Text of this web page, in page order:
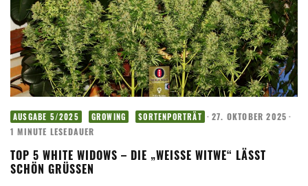
AUSGABE 5/2025 GROWING SORTENPORTRÄT · 27. OKTOBER 2025 ·
1 MINUTE LESEDAUER
TOP 5 WHITE WIDOWS – DIE „WEISSE WITWE“ LÄSST S
CHÖN GRÜSSEN